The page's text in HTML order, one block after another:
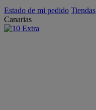
Estado de mi pedido Tiendas
Canarias